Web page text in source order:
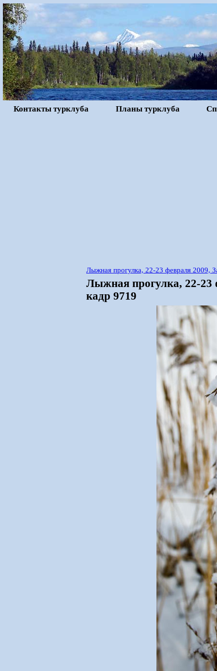
Контакты турклуба Планы турклуба
Лыжная прогулка, 22-23 февраля 2009,
Лыжная прогулка, 22-23
кадр 9719